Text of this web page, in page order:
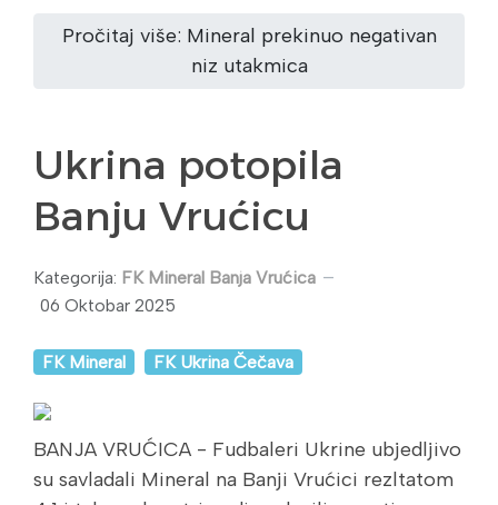
Pročitaj više: Mineral prekinuo negativan
niz utakmica
Ukrina potopila
Banju Vrućicu
Kategorija: FK Mineral Banja Vrućica
06 Oktobar 2025
FK Mineral FK Ukrina Čečava
BANJA VRUĆICA - Fudbaleri Ukrine ubjedljivo
su savladali Mineral na Banji Vrućici rezltatom